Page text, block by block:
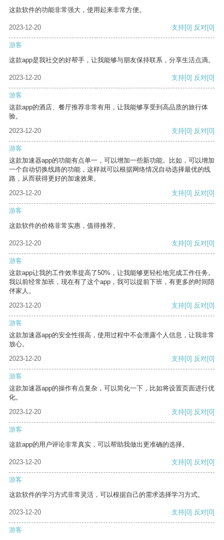
这款软件的功能非常强大，使用起来非常方便。
2023-12-20 支持[0] 反对[0]
游客
这款app是我社交的好帮手，让我能够与朋友保持联系，分享生活点滴。
2023-12-20 支持[0] 反对[0]
游客
这款app的酒店、餐厅推荐非常有用，让我能够享受到高品质的旅行体
验。
2023-12-20
支持[0] 反对[0]
游客
这款加速器app的功能有点单一，可以增加一些新功能。比如，可以增加
一个自动切换线路的功能，这样就可以根据网络情况自动选择最优的线
路，从而获得更好的加速效果。
2023-12-20
支持[0] 反对[0]
游客
这款软件的价格非常实惠，值得推荐。
2023-12-20 支持[0] 反对[0]
游客
这款app让我的工作效率提高了50%，让我能够更轻松地完成工作任务。
我以前经常加班，现在有了这个app，我可以提前下班，有更多的时间陪
伴家人。
2023-12-20
支持[0] 反对[0]
游客
这款加速器app的安全性很高，使用过程中不会泄露个人信息，让我非常
放心。
2023-12-20
支持[0] 反对[0]
游客
这款加速器app的操作有点复杂，可以简化一下，比如将设置页面进行优
化。
2023-12-20
支持[0] 反对[0]
游客
这款app的用户评论非常真实，可以帮助我做出更准确的选择。
2023-12-20 支持[0] 反对[0]
游客
这款软件的学习方式非常灵活，可以根据自己的需求选择学习方式。
2023-12-20 支持[0] 反对[0]
游客